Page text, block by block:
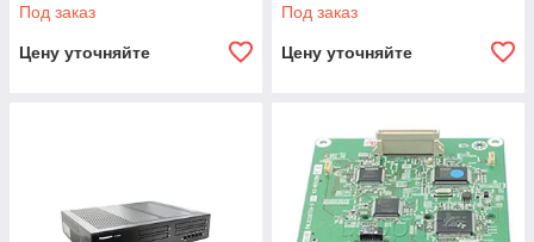
Под заказ
Цену уточняйте
Под заказ
Цену уточняйте